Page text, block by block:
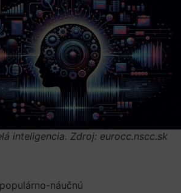
inteligencia. Zdroj: eurocc.nscc.sk
náučnú